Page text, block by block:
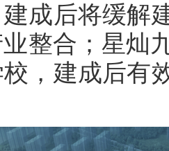
成后将缓解
整合；星灿
，建成后有